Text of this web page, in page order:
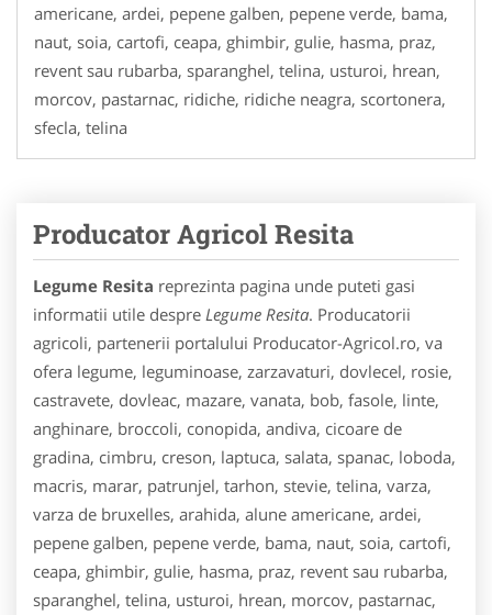
americane, ardei, pepene galben, pepene verde, bama,
naut, soia, cartofi, ceapa, ghimbir, gulie, hasma, praz,
revent sau rubarba, sparanghel, telina, usturoi, hrean,
morcov, pastarnac, ridiche, ridiche neagra, scortonera,
sfecla, telina
Producator Agricol Resita
Legume Resita reprezinta pagina unde puteti gasi
informatii utile despre Legume Resita. Producatorii
agricoli, partenerii portalului Producator-Agricol.ro, va
ofera legume, leguminoase, zarzavaturi, dovlecel, rosie,
castravete, dovleac, mazare, vanata, bob, fasole, linte,
anghinare, broccoli, conopida, andiva, cicoare de
gradina, cimbru, creson, laptuca, salata, spanac, loboda,
macris, marar, patrunjel, tarhon, stevie, telina, varza,
varza de bruxelles, arahida, alune americane, ardei,
pepene galben, pepene verde, bama, naut, soia, cartofi,
ceapa, ghimbir, gulie, hasma, praz, revent sau rubarba,
sparanghel, telina, usturoi, hrean, morcov, pastarnac,